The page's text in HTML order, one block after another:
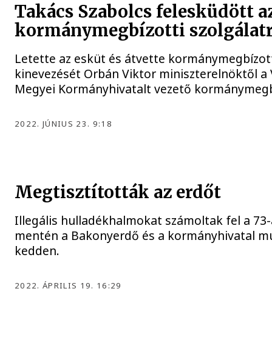
Takács Szabolcs felesküdött
kormánymegbízotti
Letette az esküt és átvette
kinevezését Orbán Viktor miniszterelnöktől a
Megyei Kormányhivatalt vezető
2022. JÚNIUS 23. 9:18
Megtisztították az erdőt
Illegális hulladékhalmokat számoltak fel a
mentén a Bakonyerdő és a kormányhivatal
kedden.
2022. ÁPRILIS 19. 16:29